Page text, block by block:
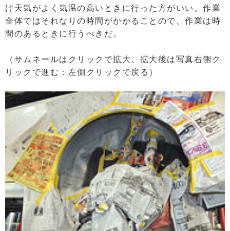
け天気がよく気温の高いときに行った方がいい。作業
全体ではそれなりの時間がかかることので、作業は時
間のあるときに行うべきだ。
（サムネールはクリックで拡大。拡大後は写真右側ク
リックで進む：左側クリックで戻る）